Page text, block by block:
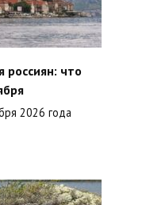
россиян: что
2026 года